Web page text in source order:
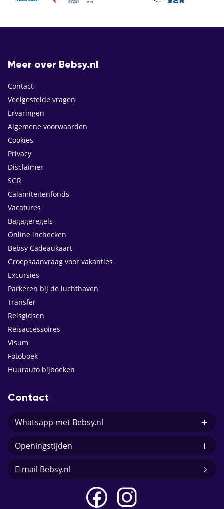
Meer over Bebsy.nl
Contact
Veelgestelde vragen
Ervaringen
Algemene voorwaarden
Cookies
Privacy
Disclaimer
SGR
Calamiteitenfonds
Vacatures
Bagageregels
Online inchecken
Bebsy Cadeaukaart
Groepsaanvraag voor vakanties
Excursies
Parkeren bij de luchthaven
Transfer
Reisgidsen
Reisaccessoires
Visum
Fotoboek
Huurauto bijboeken
Contact
Whatsapp met Bebsy.nl
Openingstijden
E-mail Bebsy.nl